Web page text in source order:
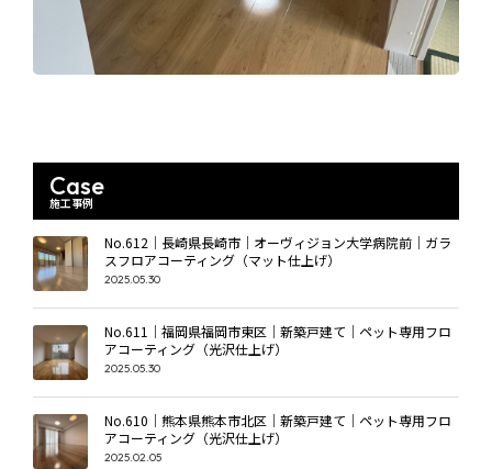
Case
施工事例
No.612｜長崎県長崎市｜オーヴィジョン大学病院前｜ガラ
スフロアコーティング（マット仕上げ）
2025.05.30
No.611｜福岡県福岡市東区｜新築戸建て｜ペット専用フロ
アコーティング（光沢仕上げ）
2025.05.30
No.610｜熊本県熊本市北区｜新築戸建て｜ペット専用フロ
アコーティング（光沢仕上げ）
2025.02.05